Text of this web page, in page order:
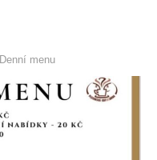
Denní menu